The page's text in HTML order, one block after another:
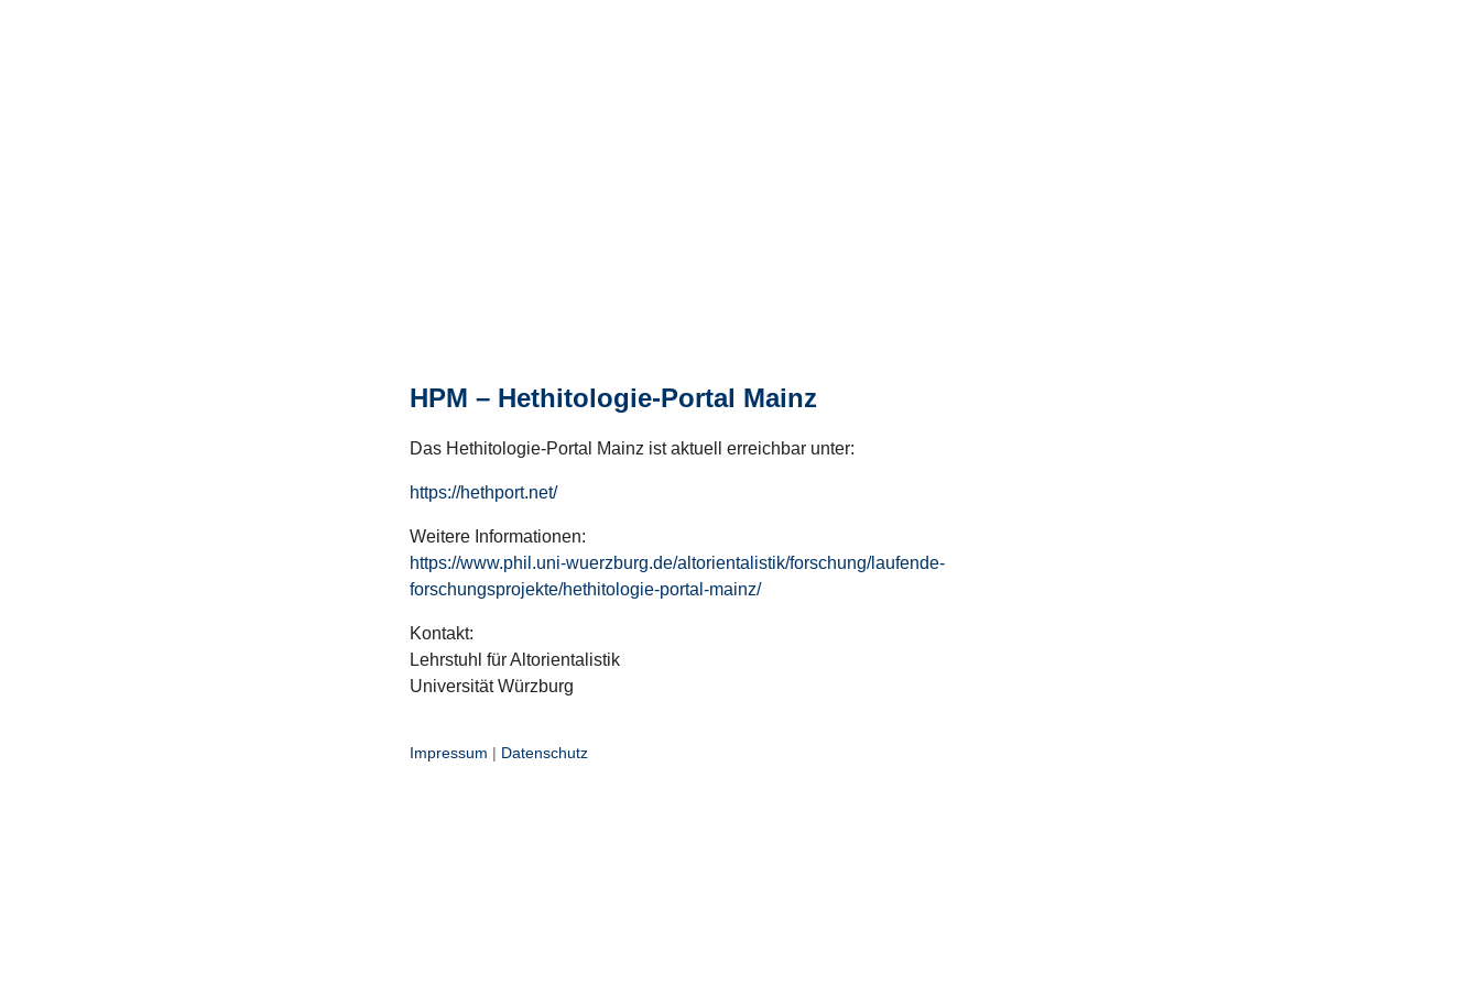
HPM – Hethitologie-Portal Mainz
Das Hethitologie-Portal Mainz ist aktuell erreichbar unter:
https://hethport.net/
Weitere Informationen:
https://www.phil.uni-wuerzburg.de/altorientalistik/forschung/laufende-
forschungsprojekte/hethitologie-portal-mainz/
Kontakt:
Lehrstuhl für Altorientalistik
Universität Würzburg
Impressum | Datenschutz